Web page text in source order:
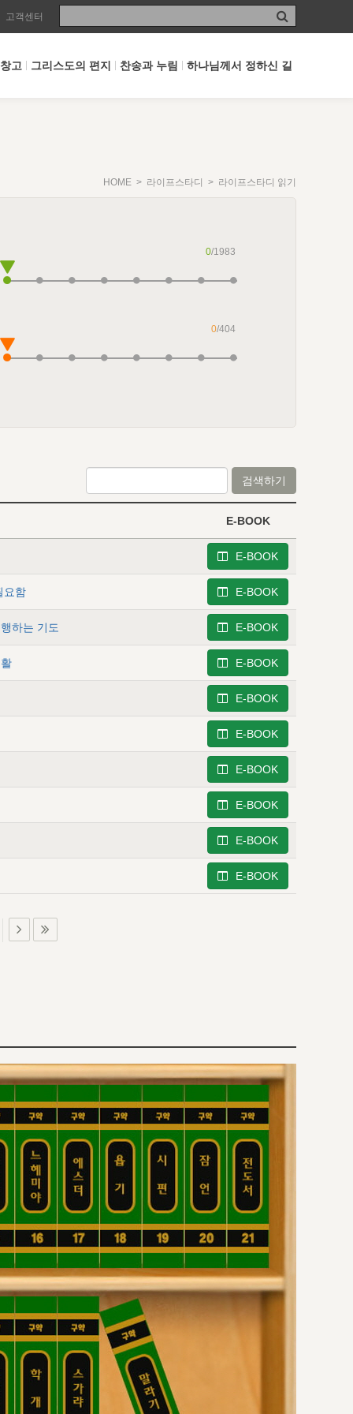
고객센터
고 그리스도의 편지 찬송과 누림 하나님께서 정하신 길
HOME > 라이프스타디 > 라이프스타디 읽기
0/1983
0/404
검색하기
E-BOOK
E-BOOK
요함 E-BOOK
하는 기도 E-BOOK
E-BOOK
E-BOOK
E-BOOK
E-BOOK
E-BOOK
E-BOOK
E-BOOK